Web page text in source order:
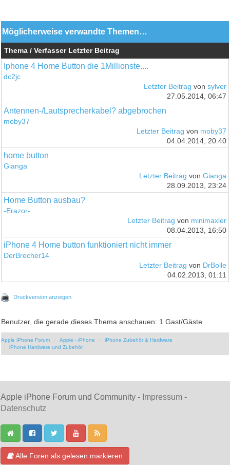
Möglicherweise verwandte Themen…
Thema / Verfasser Letzter Beitrag
Iphone 4 Home Button die 1Millionste....
dc2jc
Letzter Beitrag von sylver
27.05.2014, 06:47
Antennen-/Lautsprecherkabel? abgebrochen
moby37
Letzter Beitrag von moby37
04.04.2014, 20:40
home button
Gianga
Letzter Beitrag von Gianga
28.09.2013, 23:24
Home Button ausbau?
-Erazor-
Letzter Beitrag von minimaxler
08.04.2013, 16:50
iPhone 4 Home button funktioniert nicht immer
DerBrecher14
Letzter Beitrag von DrBolle
04.02.2013, 01:11
Druckversion anzeigen
Benutzer, die gerade dieses Thema anschauen: 1 Gast/Gäste
Apple iPhone Forum Apple - iPhone
iPhone Zubehör & Hardware
iPhone Hardware und Zubehör
Apple iPhone Forum und Community - Impressum -
Datenschutz
Alle Foren als gelesen markieren